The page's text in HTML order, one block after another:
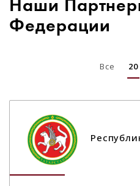
Наши
Федерации
Все 20